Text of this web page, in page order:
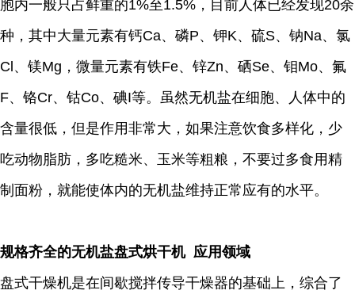
胞内一般只占鲜重的1%至1.5%，目前人体已经发现20余
种，其中大量元素有钙Ca、磷P、钾K、硫S、钠Na、氯
Cl、镁Mg，微量元素有铁Fe、锌Zn、硒Se、钼Mo、氟
F、铬Cr、钴Co、碘I等。虽然无机盐在细胞、人体中的
含量很低，但是作用非常大，如果注意饮食多样化，少
吃动物脂肪，多吃糙米、玉米等粗粮，不要过多食用精
制面粉，就能使体内的无机盐维持正常应有的水平。
规格齐全的无机盐盘式烘干机 应用领域
盘式干燥机是在间歇搅拌传导干燥器的基础上，综合了